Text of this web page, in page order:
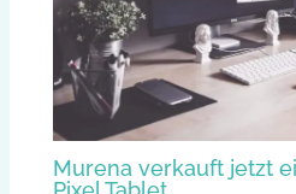
Murena verkauft jetzt